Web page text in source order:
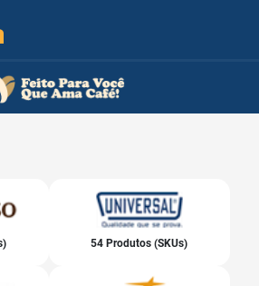
54 Produtos (SKUs)